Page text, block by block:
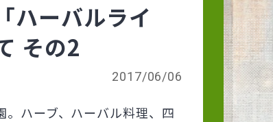
ハーバルライ
その2
2017/06/06
ハーブ、ハーバル料理、四